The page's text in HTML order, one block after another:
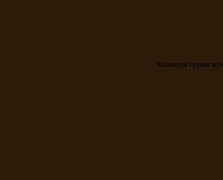
Чопперы туфли